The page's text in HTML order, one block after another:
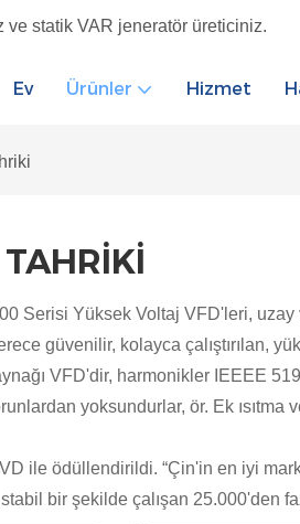
statik VAR jeneratör üreticiniz.
Ev Ürünler Hizmet
Serisi Yüksek Voltaj VFD'leri,
güvenilir, kolayca çalıştırılan,
VFD'dir, harmonikler IEEEE
yoksundurlar, ör. Ek
ile ödüllendirildi. “Çin'in en iyi
bir şekilde çalışan 25.000'den